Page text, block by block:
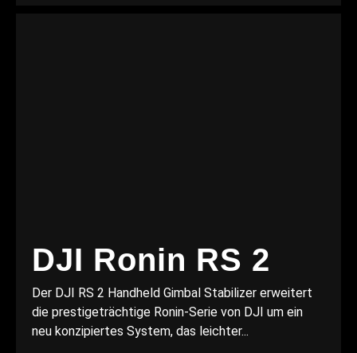
DJI Ronin RS 2
Der DJI RS 2 Handheld Gimbal Stabilizer erweitert
die prestigeträchtige Ronin-Serie von DJI um ein
neu konzipiertes System, das leichter...